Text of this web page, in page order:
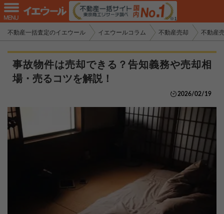
不動産一括査定のイエウール イエウールコラム 不動産売却 不動産
事故物件は売却できる？告知義務や売却相
場・売るコツを解説！
2026/02/19